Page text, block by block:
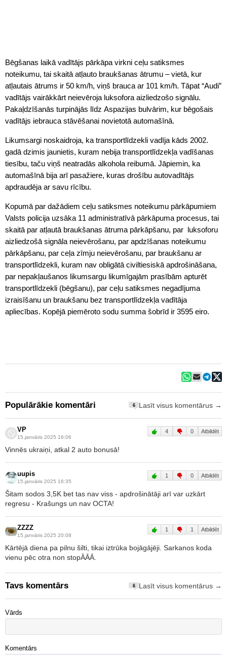
Bēgšanas laikā vadītājs pārkāpa virkni ceļu satiksmes
noteikumu, tai skaitā atļauto braukšanas ātrumu – vietā, kur
atļautais ātrums ir 50 km/h, viņš brauca ar 101 km/h. Tāpat “Audi”
vadītājs vairākkārt neievēroja luksofora aizliedzošo signālu.
Pakaļdzīšanās turpinājās līdz Aspazijas bulvārim, kur bēgošais
vadītājs iebrauca stāvēšanai novietotā automašīnā.
Likumsargi noskaidroja, ka transportlīdzekli vadīja kāds 2002.
gadā dzimis jaunietis, kuram nebija transportlīdzekļa vadīšanas
tiesību, taču viņš neatradās alkohola reibumā. Jāpiemin, ka
automašīnā bija arī pasažiere, kuras drošību autovadītājs
apdraudēja ar savu rīcību.
Kopumā par dažādiem ceļu satiksmes noteikumu pārkāpumiem
Valsts policija uzsāka 11 administratīvā pārkāpuma procesus, tai
skaitā par atļautā braukšanas ātruma pārkāpšanu, par luksoforu
aizliedzošā signāla neievērošanu, par apdzīšanas noteikumu
pārkāpšanu, par ceļa zīmju neievērošanu, par braukšanu ar
transportlīdzekli, kuram nav obligātā civiltiesiskā apdrošināšana,
par nepakļaušanos likumsargu likumīgajām prasībām apturēt
transportlīdzekli (bēgšanu), par ceļu satiksmes negadījuma
izraisīšanu un braukšanu bez transportlīdzekļa vadītāja
apliecības. Kopējā piemēroto sodu summa šobrīd ir 3595 eiro.
Populārākie komentāri 6 Lasīt visus komentārus →
VP
15.janvāris 2025 16:06
4 0 Atbildēt
Vinnēs ukraiņi, atkal 2 auto bonusā!
uupis
15.janvāris 2025 16:35
1 0 Atbildēt
Šitam sodos 3,5K bet tas nav viss - apdrošinātāji arī var uzkārt
regresu - Krašungs un nav OCTA!
ZZZZ
15.janvāris 2025 20:08
1 1 Atbildēt
Kārtējā diena pa pilnu šilti, tikai iztrūka bojāgājēji. Sarkanos koda
vienu pēc otra non stopĀĀĀ.
Tavs komentārs 6 Lasīt visus komentārus →
Vārds
Komentārs